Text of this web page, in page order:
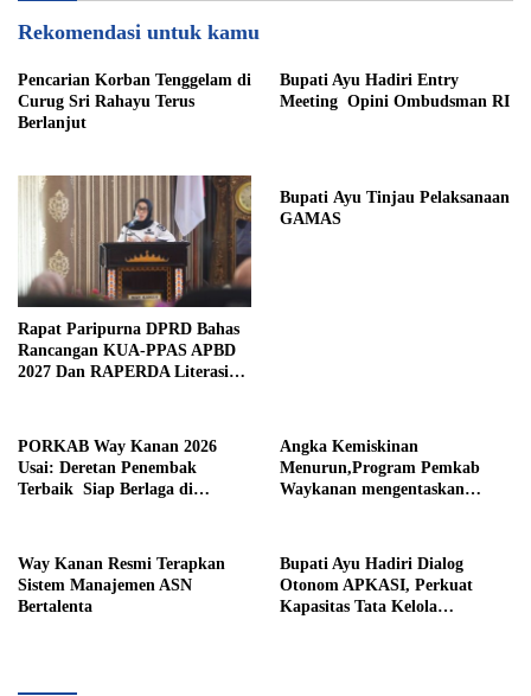
Rekomendasi untuk kamu
Pencarian Korban Tenggelam di
Curug Sri Rahayu Terus
Berlanjut
Bupati Ayu Hadiri Entry
Meeting Opini Ombudsman RI
Rapat Paripurna DPRD Bahas
Rancangan KUA-PPAS APBD
2027 Dan RAPERDA Literasi
Bupati Ayu Tinjau Pelaksanaan
GAMAS
PORKAB Way Kanan 2026
Usai: Deretan Penembak
Terbaik Siap Berlaga di
Angka Kemiskinan
Menurun,Program Pemkab
Waykanan mengentaskan
Way Kanan Resmi Terapkan
Sistem Manajemen ASN
Bertalenta
Bupati Ayu Hadiri Dialog
Otonom APKASI, Perkuat
Kapasitas Tata Kelola